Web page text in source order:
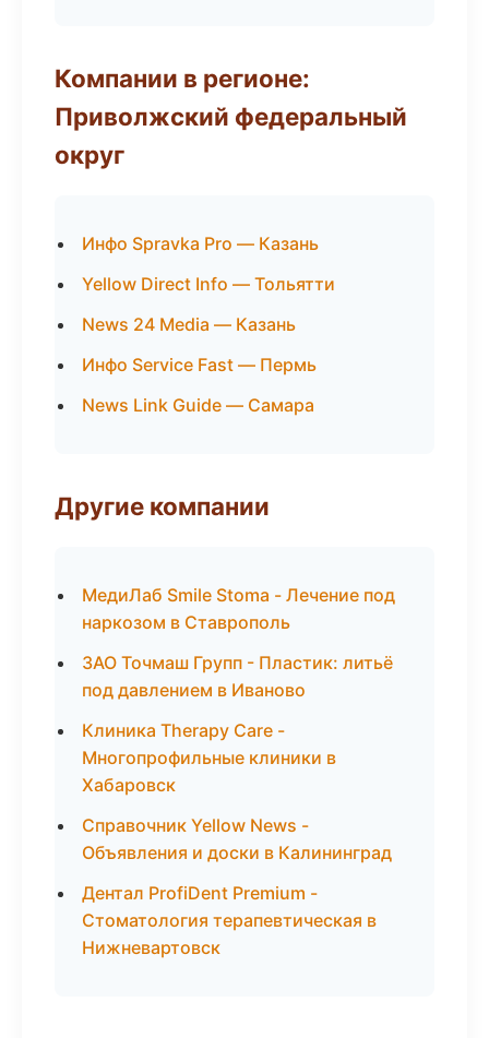
Компании в регионе:
Приволжский федеральный
округ
Инфо Spravka Pro — Казань
Yellow Direct Info — Тольятти
News 24 Media — Казань
Инфо Service Fast — Пермь
News Link Guide — Самара
Другие компании
МедиЛаб Smile Stoma - Лечение под
наркозом в Ставрополь
ЗАО Точмаш Групп - Пластик: литьё
под давлением в Иваново
Клиника Therapy Care -
Многопрофильные клиники в
Хабаровск
Справочник Yellow News -
Объявления и доски в Калининград
Дентал ProfiDent Premium -
Стоматология терапевтическая в
Нижневартовск